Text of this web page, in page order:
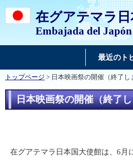
在グアテマラ
Embajada del
最近のト
トップページ > 日本映画祭の開催（終了し
日本映画祭の開催（終了
在グアテマラ日本国大使館は、6月